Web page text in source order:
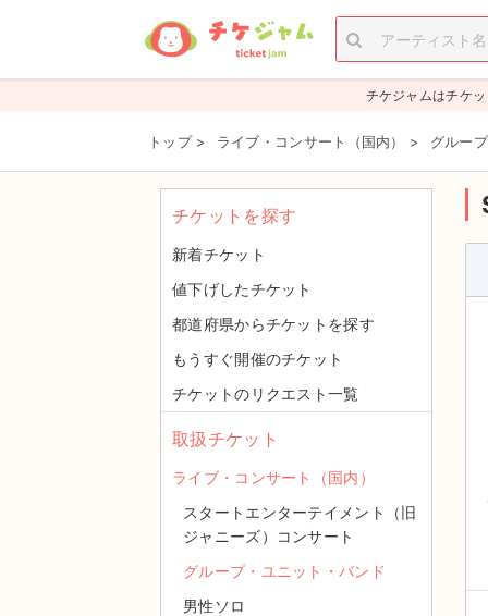
チケジャムはチケ
トップ > ライブ・コンサート（国内） > グルー
チケットを探す
新着チケット
値下げしたチケット
都道府県からチケットを探す
もうすぐ開催のチケット
チケットのリクエスト一覧
取扱チケット
ライブ・コンサート（国内）
スタートエンターテイメント（旧
ジャニーズ）コンサート
グループ・ユニット・バンド
男性ソロ